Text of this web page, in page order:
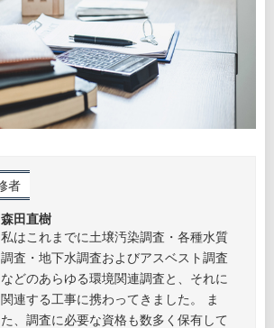
森田直樹
私はこれまでに土壌汚染調査・各種水質
調査・地下水調査およびアスベスト調査
などのあらゆる環境関連調査と、それに
関連する工事に携わってきました。 ま
た、調査に必要な資格も数多く保有して